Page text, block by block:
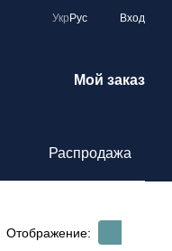
Укр Рус Вход
Мой заказ
Распродажа
Отображение: